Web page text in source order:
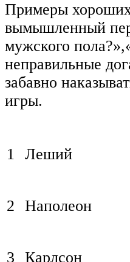
Примеры
вымышленный
мужского
неправильные
забавно
игры.
1 Леший
2 Наполеон
3 Карлсон